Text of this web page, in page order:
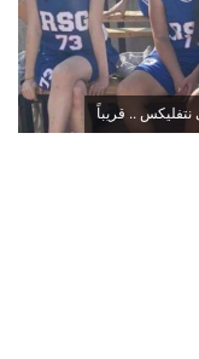
.. قريباً